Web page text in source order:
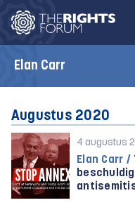
Elan Carr
Augustus 2020
4 augustus
Elan Carr /